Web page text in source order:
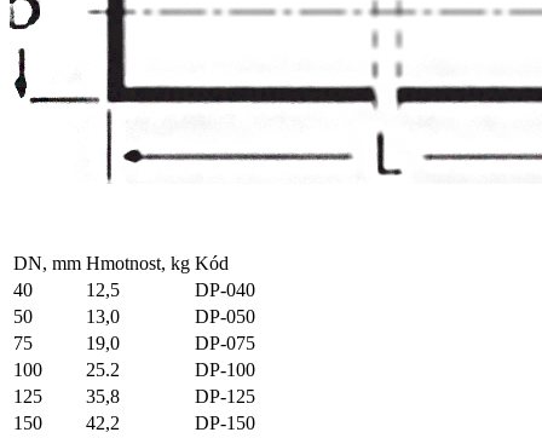
DN, mm Hmotnost, kg Kód
40
12,5
DP-040
50
13,0
DP-050
75
19,0
DP-075
100
25.2
DP-100
125
35,8
DP-125
150
42,2
DP-150